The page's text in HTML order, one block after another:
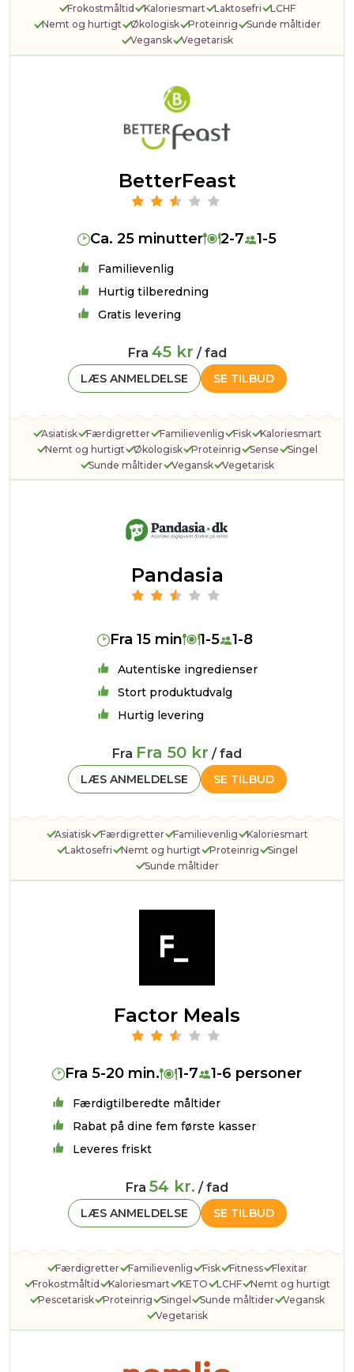
Frokostmåltid
Kaloriesmart Laktosefri
LCHF
Nemt og hurtigt
Økologisk Proteinrig
Sunde måltider
Vegansk
Vegetarisk
BetterFeast
Ca. 25 minutter 2-7 1-5
Familievenlig
Hurtig tilberedning
Gratis levering
Fra 45 kr / fad
SE TILBUD
LÆS ANMELDELSE
Asiatisk Færdigretter Familievenlig Fisk
Kaloriesmart
Nemt og hurtigt
Økologisk Proteinrig Sense
Singel
Sunde måltider
Vegansk Vegetarisk
Pandasia
Fra 15 min 1-5 1-8
Autentiske ingredienser
Stort produktudvalg
Hurtig levering
Fra Fra 50 kr / fad
SE TILBUD
LÆS ANMELDELSE
Asiatisk Færdigretter Familievenlig
Kaloriesmart
Laktosefri
Nemt og hurtigt Proteinrig
Singel
Sunde måltider
Factor Meals
Fra 5-20 min. 1-7 1-6 personer
Færdigtilberedte måltider
Rabat på dine fem første kasser
Leveres friskt
Fra 54 kr. / fad
SE TILBUD
LÆS ANMELDELSE
Færdigretter Familievenlig Fisk Fitness
Flexitar
Frokostmåltid
Kaloriesmart KETO LCHF
Nemt og hurtigt
Pescetarisk
Proteinrig Singel Sunde måltider
Vegansk
Vegetarisk